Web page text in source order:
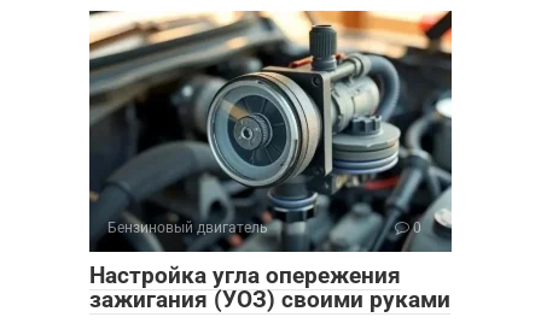
Бензиновый двигатель 0
Настройка угла опережения
зажигания (УОЗ) своими руками